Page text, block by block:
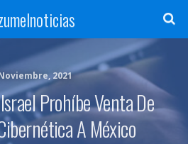
2021
Prohíbe Venta De
A México